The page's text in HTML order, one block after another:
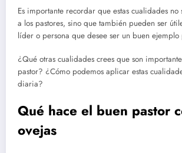
Es importante recordar que estas cualidades no
a los pastores, sino que también pueden ser
líder o persona que desee ser un buen ejemplo
¿Qué otras cualidades crees que son
pastor? ¿Cómo podemos aplicar estas
diaria?
Qué hace el buen pastor
ovejas